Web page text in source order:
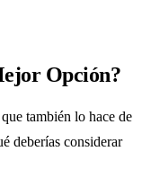
Opción?
también lo hace de
deberías considerar